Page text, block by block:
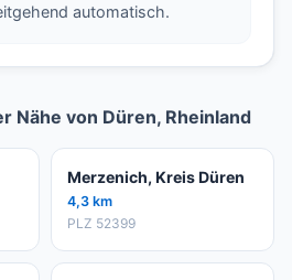
automatisch.
Nähe von Düren, Rheinland
Merzenich, Kreis Düren
4,3 km
PLZ 52399